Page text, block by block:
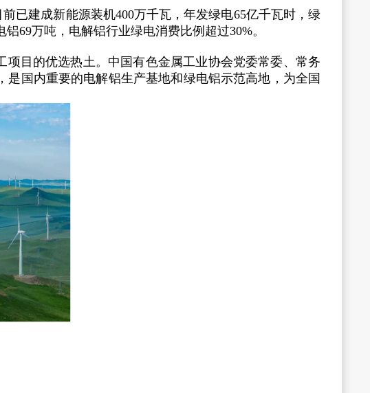
已建成新能源装机400万千瓦，年发绿电65亿千瓦时，绿
69万吨，电解铝行业绿电消费比例超过30%。
目的优选热土。中国有色金属工业协会党委常委、常务
国内重要的电解铝生产基地和绿电铝示范高地，为全国